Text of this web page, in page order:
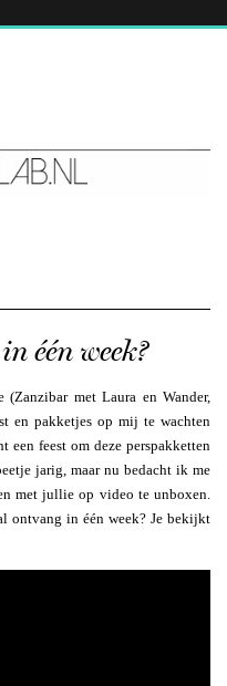
één week?
met Laura en Wander,
en pakketjes op mij te wachten
feest om deze perspakketten
jarig, maar nu bedacht ik me
met jullie op video te unboxen.
ontvang in één week? Je bekijkt